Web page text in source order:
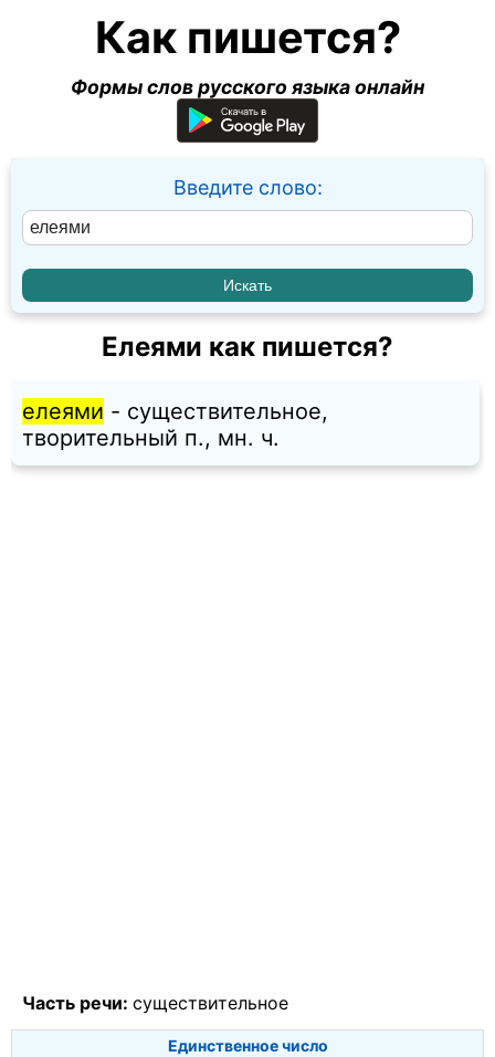
Как пишется?
Формы слов русского языка онлайн
Введите слово:
Елеями как пишется?
елеями - существительное,
творительный п., мн. ч.
Часть речи: существительное
Единственное число